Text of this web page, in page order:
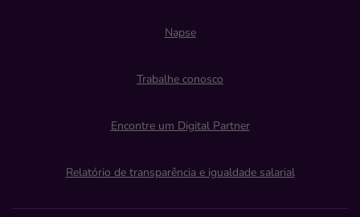
Napse
Trabalhe conosco
Encontre um Digital Partner
Relatório de transparência e igualdade salarial